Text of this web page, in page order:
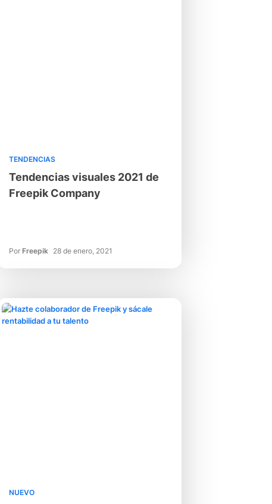
TENDENCIAS
Tendencias visuales 2021 de
Freepik Company
Por Freepik 28 de enero, 2021
NUEVO